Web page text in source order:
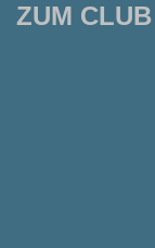
ZUM CLUB